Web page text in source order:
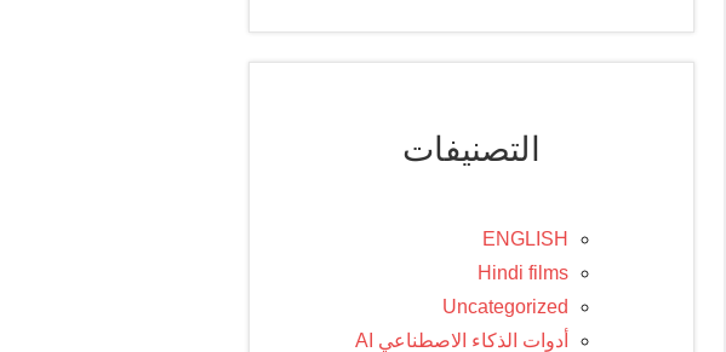
التصنيفات
ENGLISH
Hindi films
Uncategorized
أدوات الذكاء الاصطناعي AI